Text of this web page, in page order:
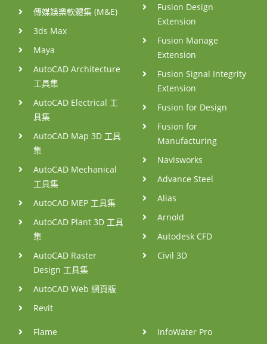
傳媒娛樂軟體集 (M&E)
3ds Max
Maya
AutoCAD Architecture
工具集
AutoCAD Electrical 工
具集
AutoCAD Map 3D 工具
集
AutoCAD Mechanical
工具集
AutoCAD MEP 工具集
AutoCAD Plant 3D 工具
集
AutoCAD Raster
Design 工具集
AutoCAD Web 網頁版
Revit
Fusion Design
Extension
Fusion Manage
Extension
Fusion Signal Integrity
Extension
Fusion for Design
Fusion for
Manufacturing
Navisworks
Advance Steel
Alias
Arnold
Autodesk CFD
Civil 3D
Flame
InfoWater Pro